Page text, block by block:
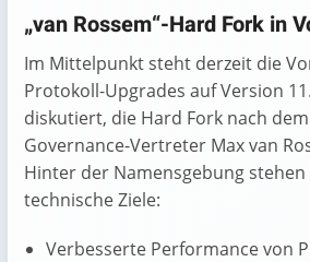
„van Rossem“-Hard Fork in
Im Mittelpunkt steht derzeit die
Protokoll-Upgrades auf Version
diskutiert, die Hard Fork nach
Governance-Vertreter Max van
Hinter der Namensgebung
technische Ziele:
Verbesserte Performance von